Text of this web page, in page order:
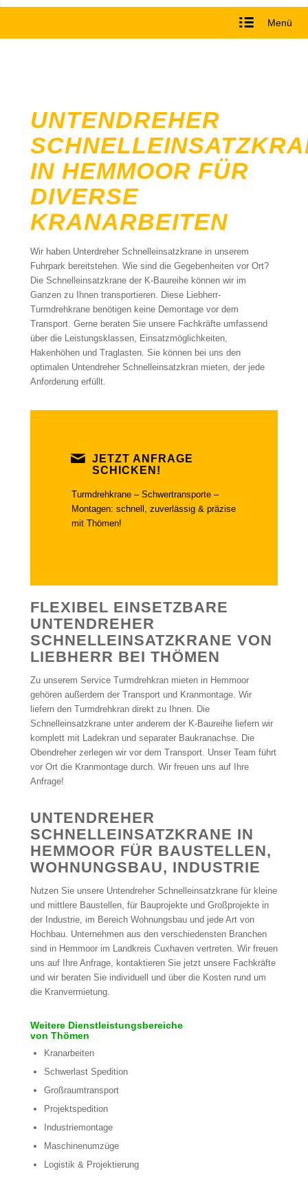
Menü
UNTENDREHER
IN HEMMOOR FÜR
DIVERSE
KRANARBEITEN
Wir haben Unterdreher Schnelleinsatzkrane in unserem
Fuhrpark bereitstehen. Wie sind die Gegebenheiten vor Ort?
Die Schnelleinsatzkrane der K-Baureihe können wir im
Ganzen zu Ihnen transportieren. Diese Liebherr-
Turmdrehkrane benötigen keine Demontage vor dem
Transport. Gerne beraten Sie unsere Fachkräfte umfassend
über die Leistungsklassen, Einsatzmöglichkeiten,
Hakenhöhen und Traglasten. Sie können bei uns den
optimalen Untendreher Schnelleinsatzkran mieten, der jede
Anforderung erfüllt.
JETZT ANFRAGE
SCHICKEN!
Turmdrehkrane – Schwertransporte –
Montagen: schnell, zuverlässig & präzise
mit Thömen!
FLEXIBEL EINSETZBARE
UNTENDREHER
SCHNELLEINSATZKRANE VON
LIEBHERR BEI THÖMEN
Zu unserem Service Turmdrehkran mieten in Hemmoor
gehören außerdem der Transport und Kranmontage. Wir
liefern den Turmdrehkran direkt zu Ihnen. Die
Schnelleinsatzkrane unter anderem der K-Baureihe liefern wir
komplett mit Ladekran und separater Baukranachse. Die
Obendreher zerlegen wir vor dem Transport. Unser Team führt
vor Ort die Kranmontage durch. Wir freuen uns auf Ihre
Anfrage!
UNTENDREHER
SCHNELLEINSATZKRANE IN
HEMMOOR FÜR BAUSTELLEN,
WOHNUNGSBAU, INDUSTRIE
Nutzen Sie unsere Untendreher Schnelleinsatzkrane für kleine
und mittlere Baustellen, für Bauprojekte und Großprojekte in
der Industrie, im Bereich Wohnungsbau und jede Art von
Hochbau. Unternehmen aus den verschiedensten Branchen
sind in Hemmoor im Landkreis Cuxhaven vertreten. Wir freuen
uns auf Ihre Anfrage, kontaktieren Sie jetzt unsere Fachkräfte
und wir beraten Sie individuell und über die Kosten rund um
die Kranvermietung.
Weitere Dienstleistungsbereiche
von Thömen
Kranarbeiten
Schwerlast Spedition
Großraumtransport
Projektspedition
Industriemontage
Maschinenumzüge
Logistik & Projektierung